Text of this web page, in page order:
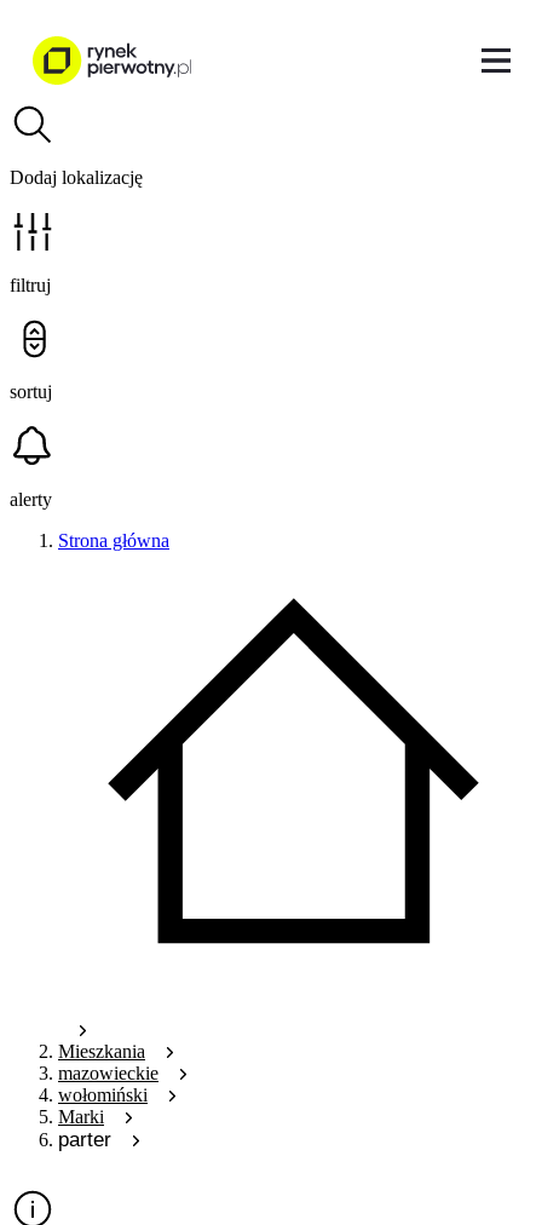
Dodaj lokalizację
filtruj
sortuj
alerty
Strona główna
Mieszkania
mazowieckie
wołomiński
Marki
parter